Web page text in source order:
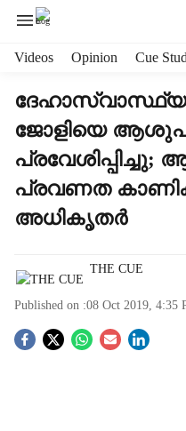
Videos Opinion Cue
ജോളിയെ
പ്രവണത
അധികൃതര്‍
THE CUE
Published on :08 Oct 2019, 4:35
S